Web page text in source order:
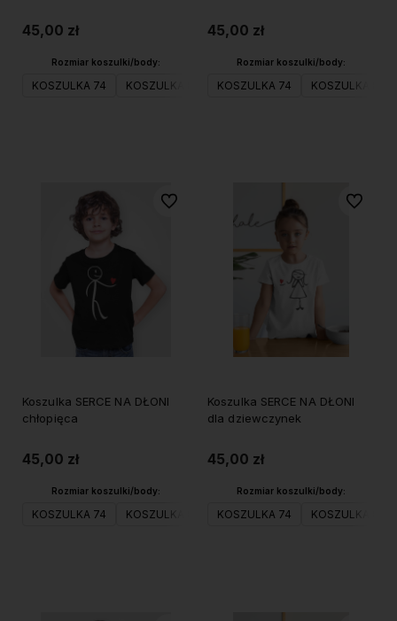
45,00 zł
Rozmiar koszulki/body:
KOSZULKA 74 KOSZULKA 80 KOSZULKA 98 KOSZULKA
45,00 zł
Rozmiar koszulki/body:
KOSZULKA 74 KOSZULKA 80
Koszulka SERCE NA DŁONI
chłopięca
45,00 zł
Rozmiar koszulki/body:
KOSZULKA 74 KOSZULKA 80 KOSZULKA 98 KOSZULKA
Do ulubionych
Koszulka SERCE NA DŁONI
dla dziewczynek
45,00 zł
Rozmiar koszulki/body:
KOSZULKA 74 KOSZULKA 80
Do